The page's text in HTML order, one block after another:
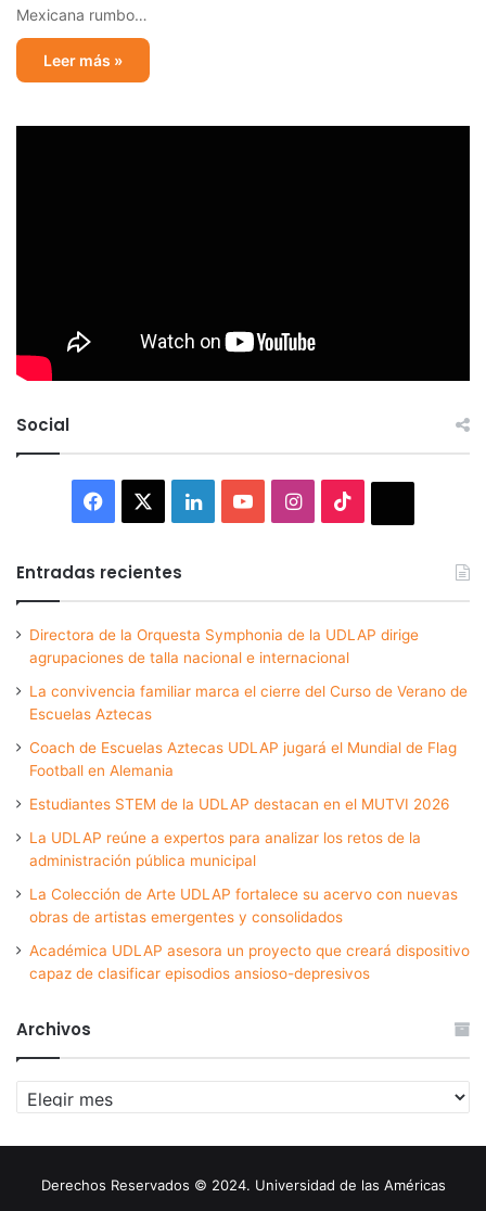
Mexicana rumbo…
Leer más »
Social
Facebook LinkedInYouTubeInstagram
Entradas recientes
Directora de la Orquesta Symphonia de la UDLAP dirige
agrupaciones de talla nacional e internacional
La convivencia familiar marca el cierre del Curso de Verano de
Escuelas Aztecas
Coach de Escuelas Aztecas UDLAP jugará el Mundial de Flag
Football en Alemania
Estudiantes STEM de la UDLAP destacan en el MUTVI 2026
La UDLAP reúne a expertos para analizar los retos de la
administración pública municipal
La Colección de Arte UDLAP fortalece su acervo con nuevas
obras de artistas emergentes y consolidados
Académica UDLAP asesora un proyecto que creará dispositivo
capaz de clasificar episodios ansioso-depresivos
Archivos
Archivos
Derechos Reservados © 2024. Universidad de las Américas